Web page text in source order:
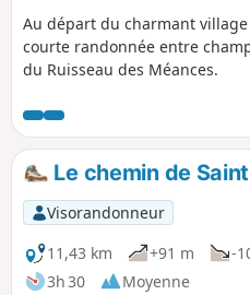
Au départ du charmant
courte randonnée entre
du Ruisseau des Méances.
Le chemin de
Visorandonneur
11,43 km
+91 m
-
3h 30
Moyenne